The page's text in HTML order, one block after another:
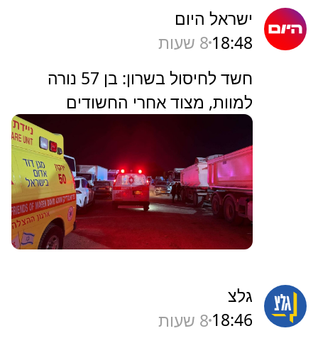
ישראל היום
18:48 8 שעות
חשד לחיסול בשרון: בן 57 נורה
למוות, מצוד אחרי החשודים
גלצ
18:46 8 שעות